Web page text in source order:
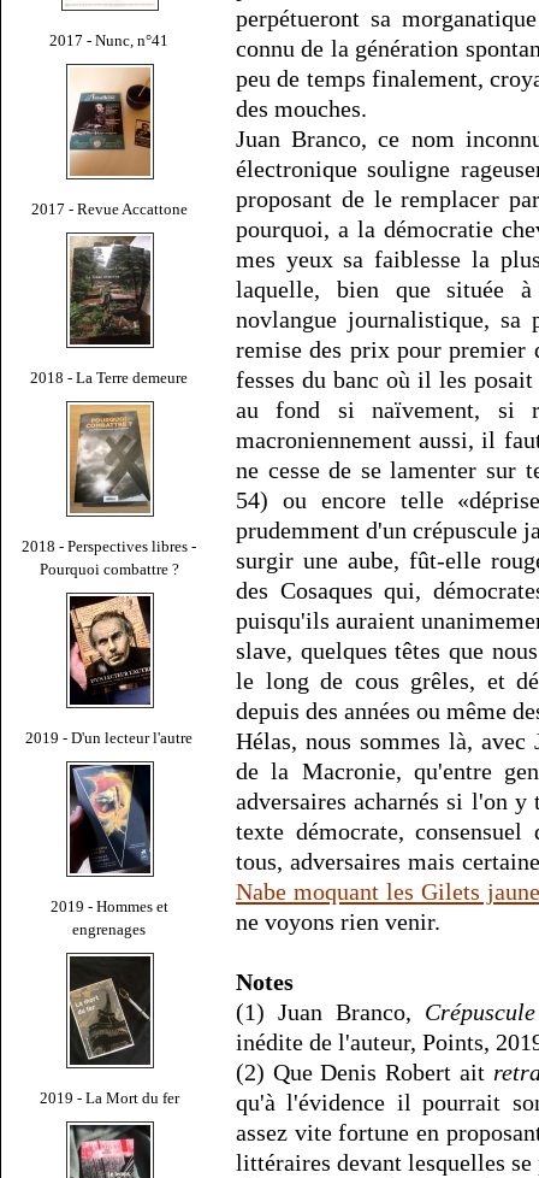
2017 - Nunc, n°41
2017 - Revue Accattone
2018 - La Terre demeure
2018 - Perspectives libres -
Pourquoi combattre ?
2019 - D'un lecteur l'autre
2019 - Hommes et
engrenages
2019 - La Mort du fer
perpétueront sa
connu de la génération
peu de temps finalement,
des mouches.
Juan Branco, ce nom
électronique souligne
proposant de le remplacer
pourquoi, a la démocratie
mes yeux sa faiblesse la
laquelle, bien que située à
novlangue journalistique, sa
remise des prix pour premier
fesses du banc où il les
au fond si naïvement, si
macroniennement aussi, il
ne cesse de se lamenter sur
54) ou encore telle
prudemment d'un crépuscule
surgir une aube, fût-elle
des Cosaques qui,
puisqu'ils auraient
slave, quelques têtes que
le long de cous grêles, et
depuis des années ou même
Hélas, nous sommes là, avec
de la Macronie, qu'entre
adversaires acharnés si l'on
texte démocrate,
tous, adversaires mais
Nabe moquant les Gilets
ne voyons rien venir.
Notes
(1) Juan Branco, Crépuscule
inédite de l'auteur, Points,
(2) Que Denis Robert ait
qu'à l'évidence il pourrait
assez vite fortune en
littéraires devant lesquelles